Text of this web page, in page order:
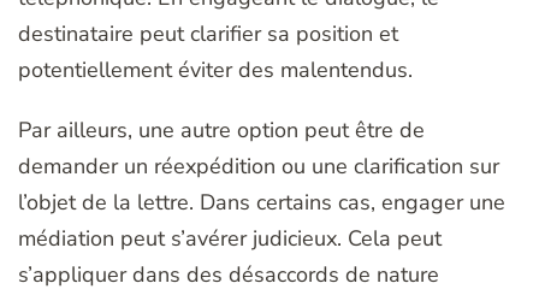
destinataire peut clarifier sa position et
potentiellement éviter des malentendus.
Par ailleurs, une autre option peut être de
demander un réexpédition ou une clarification sur
l’objet de la lettre. Dans certains cas, engager une
médiation peut s’avérer judicieux. Cela peut
s’appliquer dans des désaccords de nature